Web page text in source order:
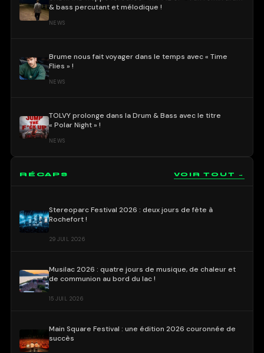
& bass percutant et mélodique !
NEWS
Brume nous fait voyager dans le temps avec « Time
Flies » !
NEWS
TOLVY prolonge dans la Drum & Bass avec le titre
« Polar Night » !
NEWS
RÉCAPS VOIR TOUT →
Stereoparc Festival 2026 : deux jours de fête à
Rochefort !
29 JUIL 2026
Musilac 2026 : quatre jours de musique, de chaleur et
de communion au bord du lac !
15 JUIL 2026
Main Square Festival : une édition 2026 couronnée de
succès